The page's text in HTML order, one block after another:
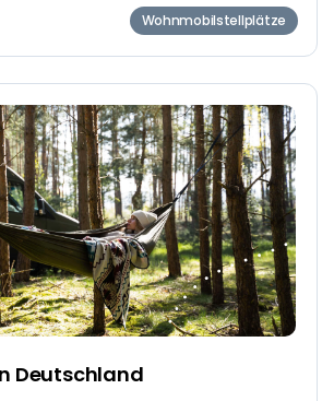
einem Wohnmobil? Eine Reise
bietet nicht nur Freiheit und
Zügen zu genießen.
Wohnmobilstellplätze
Deutschland